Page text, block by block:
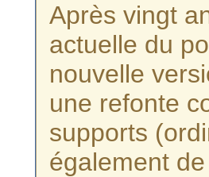
Après vingt
actuelle du
nouvelle
une refonte
supports
également